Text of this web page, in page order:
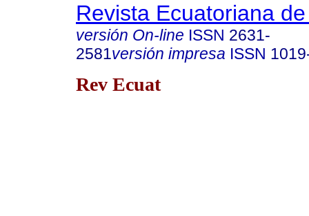
Revista Ecuatoriana
versión On-line ISSN 2631-
2581versión impresa ISSN
Rev Ecuat